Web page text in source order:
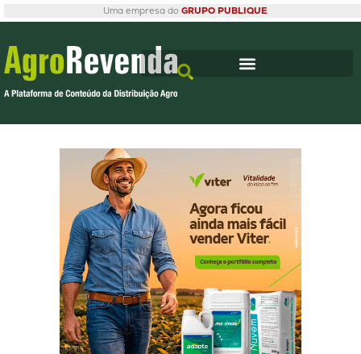
Uma empresa do GRUPO PUBLIQUE